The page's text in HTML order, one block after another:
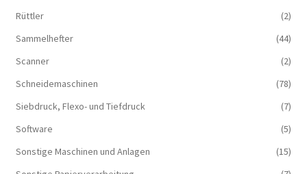
Rüttler
(2)
Sammelhefter
(44)
Scanner
(2)
Schneidemaschinen
(78)
Siebdruck, Flexo- und Tiefdruck
(7)
Software
(5)
Sonstige Maschinen und Anlagen
(15)